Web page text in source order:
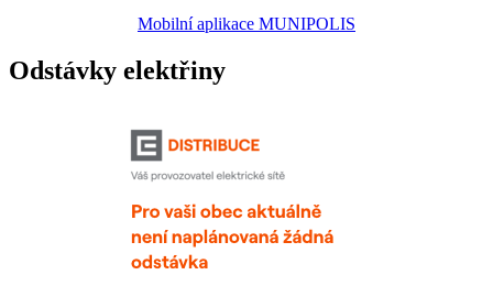
Mobilní aplikace MUNIPOLIS
Odstávky elektřiny